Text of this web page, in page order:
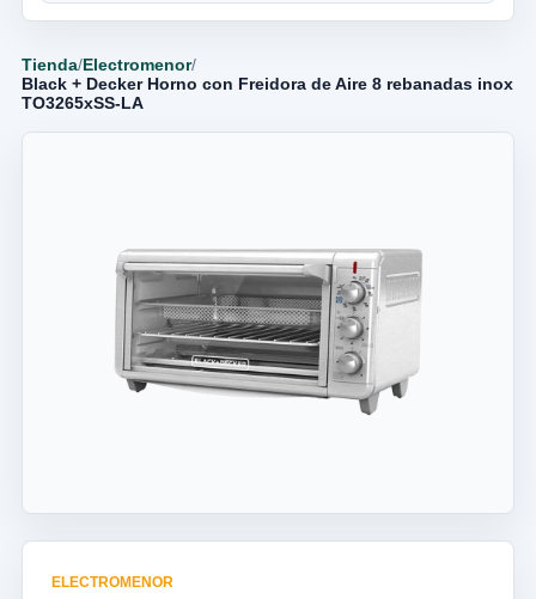
Tienda/Electromenor/
Black + Decker Horno con Freidora de Aire 8 rebanadas inox
TO3265xSS-LA
ELECTROMENOR